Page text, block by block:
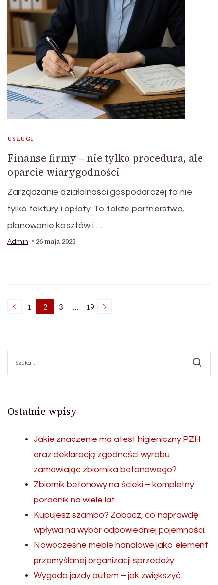
USŁUGI
Finanse firmy – nie tylko procedura, ale
oparcie wiarygodności
Zarządzanie działalności gospodarczej to nie
tylko faktury i opłaty. To także partnerstwa,
planowanie kosztów i …
Admin 26 maja 2025
Stronicowanie
wpisów
Strona
1 Strona
2 Strona
3 … Strona
19
Ostatnie wpisy
Jakie znaczenie ma atest higieniczny PZH
oraz deklaracją zgodności wyrobu
zamawiając zbiornika betonowego?
Zbiornik betonowy na ścieki – kompletny
poradnik na wiele lat
Kupujesz szambo? Zobacz, co naprawdę
wpływa na wybór odpowiedniej pojemności.
Nowoczesne meble handlowe jako element
przemyślanej organizacji sprzedaży
Wygoda jazdy autem – jak zwiększyć